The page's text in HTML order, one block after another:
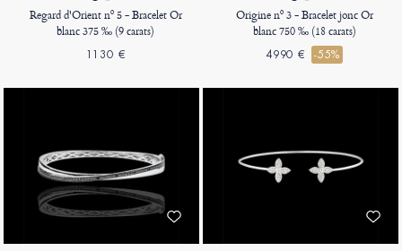
Regard d'Orient nº 5 - Bracelet Or
blanc 375 ‰ (9 carats)
1130 €
Origine nº 3 - Bracelet jonc Or
blanc 750 ‰ (18 carats)
4990 € -55%